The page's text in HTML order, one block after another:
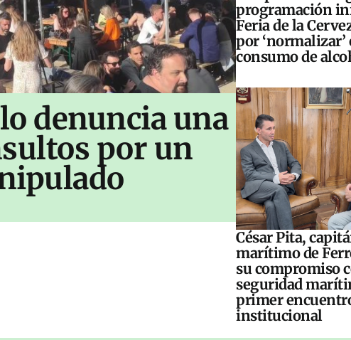
denuncia una
por un
programación
Feria de la
por ‘normalizar’
consumo de
César Pita,
marítimo de
su compromiso
seguridad
primer
institucional